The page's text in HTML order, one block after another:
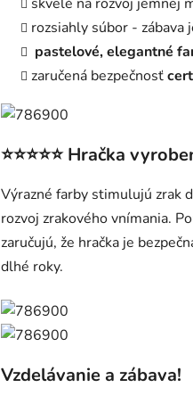
rozsiahly súbor - zábava
pastelové, elegantné
zaručená bezpečnosť
⭐⭐⭐⭐⭐ Hračka
Výrazné farby stimulujú zrak
rozvoj zrakového vnímania.
zaručujú, že hračka je
dlhé roky.
Vzdelávanie a zábava!